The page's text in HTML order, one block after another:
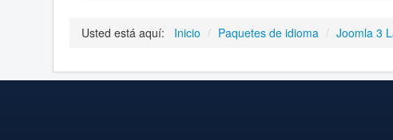
Usted está aquí: Inicio / Paquetes de idioma / Joomla 3